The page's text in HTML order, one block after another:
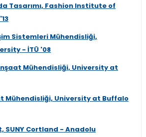
Tasarımı, Fashion Institute of
Sistemleri Mühendisliği,
- İTÜ '08
Mühendisliği, University at
Mühendisliği, University at Buffalo
SUNY Cortland - Anadolu